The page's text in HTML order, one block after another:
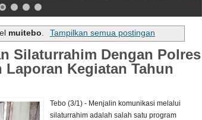
muitebo. Tampilkan semua postingan
Silaturrahim Dengan Polres
Laporan Kegiatan Tahun
Tebo (3/1) - Menjalin komunikasi melalui
silaturrahim adalah salah satu program